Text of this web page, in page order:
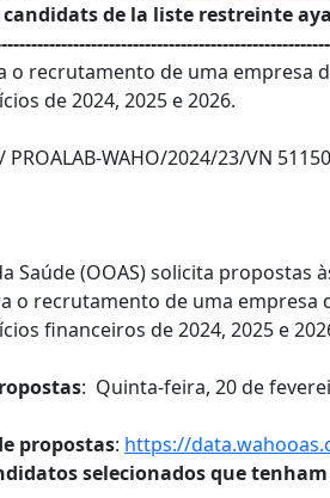
de la liste restreinte
o recrutamento de uma
de 2024, 2025 e 2026.
PROALAB-WAHO/2024/23/VN
Saúde (OOAS) solicita
o recrutamento de uma
financeiros de 2024, 2025 e
: Quinta-feira, 20 de
propostas: https://
selecionados que